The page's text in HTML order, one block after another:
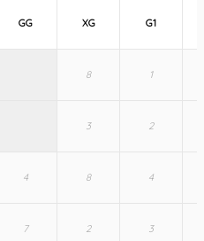
GG XG G1